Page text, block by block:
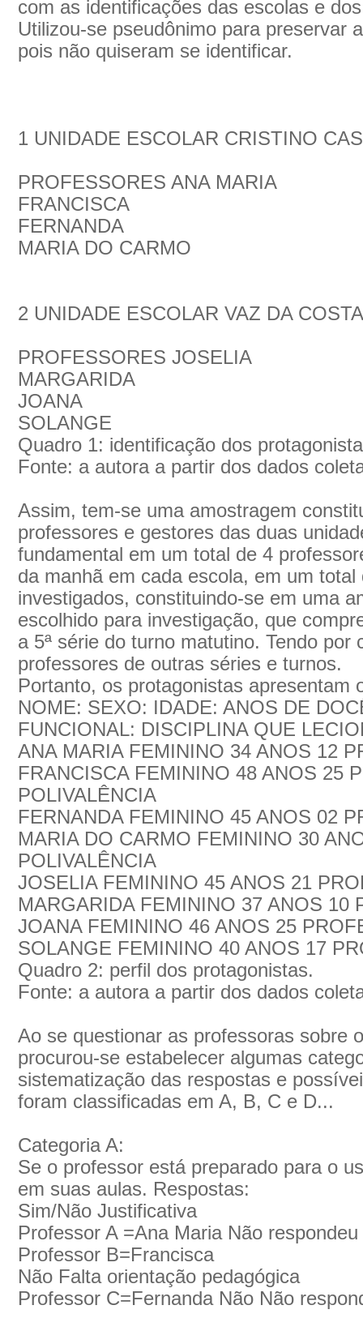
com as identificações das escolas e
Utilizou-se pseudônimo para preservar
pois não quiseram se identificar.
1 UNIDADE ESCOLAR CRISTINO
PROFESSORES ANA MARIA
FRANCISCA
FERNANDA
MARIA DO CARMO
2 UNIDADE ESCOLAR VAZ DA COSTA
PROFESSORES JOSELIA
MARGARIDA
JOANA
SOLANGE
Quadro 1: identificação dos
Fonte: a autora a partir dos dados
Assim, tem-se uma amostragem
professores e gestores das duas
fundamental em um total de 4
da manhã em cada escola, em um
investigados, constituindo-se em uma
escolhido para investigação, que
a 5ª série do turno matutino. Tendo por
professores de outras séries e turnos.
Portanto, os protagonistas apresentam
NOME: SEXO: IDADE: ANOS DE
FUNCIONAL: DISCIPLINA QUE
ANA MARIA FEMININO 34 ANOS 12
FRANCISCA FEMININO 48 ANOS 25
POLIVALÊNCIA
FERNANDA FEMININO 45 ANOS 02
MARIA DO CARMO FEMININO 30
POLIVALÊNCIA
JOSELIA FEMININO 45 ANOS 21
MARGARIDA FEMININO 37 ANOS 10
JOANA FEMININO 46 ANOS 25
SOLANGE FEMININO 40 ANOS 17
Quadro 2: perfil dos protagonistas.
Fonte: a autora a partir dos dados
Ao se questionar as professoras sobre
procurou-se estabelecer algumas
sistematização das respostas e
foram classificadas em A, B, C e D...
Categoria A:
Se o professor está preparado para o
em suas aulas. Respostas:
Sim/Não Justificativa
Professor A =Ana Maria Não
Professor B=Francisca
Não Falta orientação pedagógica
Professor C=Fernanda Não Não